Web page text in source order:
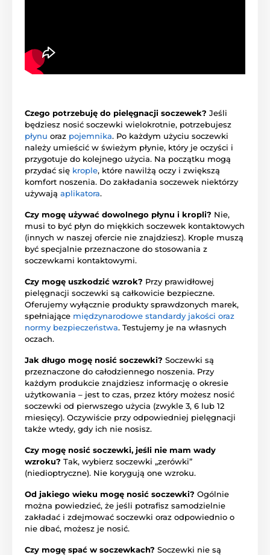
Czego potrzebuję do pielęgnacji soczewek? Jeśli
będziesz nosić soczewki wielokrotnie, potrzebujesz
płynu oraz pojemnika. Po każdym użyciu soczewki
należy umieścić w świeżym płynie, który je oczyści i
przygotuje do kolejnego użycia. Na początku mogą
przydać się krople, które nawilżą oczy i zwiększą
komfort noszenia. Do zakładania soczewek niektórzy
używają aplikatora.
Czy mogę używać dowolnego płynu i kropli? Nie,
musi to być płyn do miękkich soczewek kontaktowych
(innych w naszej ofercie nie znajdziesz). Krople muszą
być specjalnie przeznaczone do stosowania z
soczewkami kontaktowymi.
Czy mogę uszkodzić wzrok? Przy prawidłowej
pielęgnacji soczewki są całkowicie bezpieczne.
Oferujemy wyłącznie produkty sprawdzonych marek,
spełniające międzynarodowe standardy jakości oraz
normy bezpieczeństwa. Testujemy je na własnych
oczach.
Jak długo mogę nosić soczewki? Soczewki są
przeznaczone do całodziennego noszenia. Przy
każdym produkcie znajdziesz informację o okresie
użytkowania – jest to czas, przez który możesz nosić
soczewki od pierwszego użycia (zwykle 3, 6 lub 12
miesięcy). Oczywiście przy odpowiedniej pielęgnacji
także wtedy, gdy ich nie nosisz.
Czy mogę nosić soczewki, jeśli nie mam wady
wzroku? Tak, wybierz soczewki „zerówki”
(niedioptryczne). Nie korygują one wzroku.
Od jakiego wieku mogę nosić soczewki? Ogólnie
można powiedzieć, że jeśli potrafisz samodzielnie
zakładać i zdejmować soczewki oraz odpowiednio o
nie dbać, możesz je nosić.
Czy mogę spać w soczewkach? Soczewki nie są